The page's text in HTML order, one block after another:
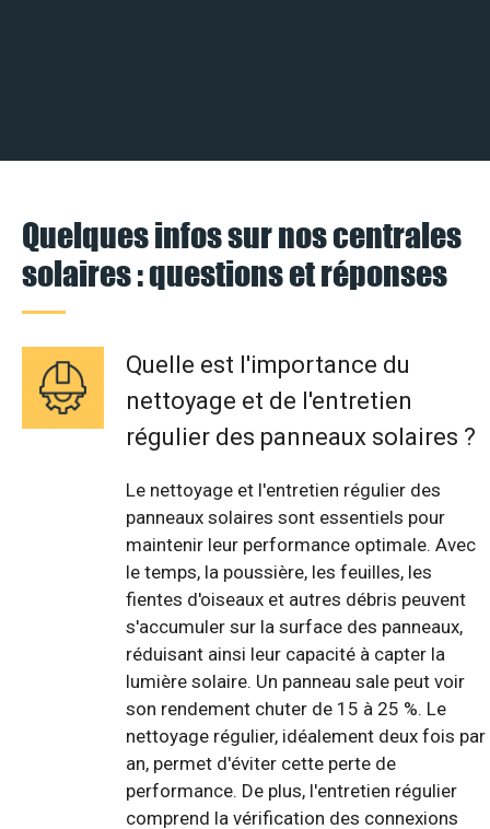
Quelques infos sur nos centrales
solaires : questions et réponses
Quelle est l'importance du
nettoyage et de l'entretien
régulier des panneaux solaires ?
Le nettoyage et l'entretien régulier des
panneaux solaires sont essentiels pour
maintenir leur performance optimale. Avec
le temps, la poussière, les feuilles, les
fientes d'oiseaux et autres débris peuvent
s'accumuler sur la surface des panneaux,
réduisant ainsi leur capacité à capter la
lumière solaire. Un panneau sale peut voir
son rendement chuter de 15 à 25 %. Le
nettoyage régulier, idéalement deux fois par
an, permet d'éviter cette perte de
performance. De plus, l'entretien régulier
comprend la vérification des connexions